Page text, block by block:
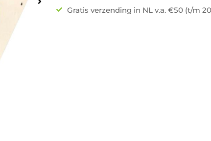
Gratis verzending in NL v.a. €50 (t/m